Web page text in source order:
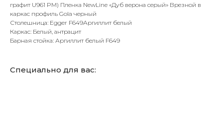
графит U961 PM) Пленка NewLine «Дуб верона серый» Врезной в
каркас профиль Gola черный
Столешница: Egger F649Аргиллит белый
Каркас: Белый, антрацит
Барная стойка: Аргиллит белый F649
Специально для вас: